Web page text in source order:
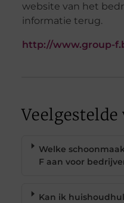
website van het
informatie terug.
http://www.group-
Veelgestelde
Welke
F aan voor
Kan ik